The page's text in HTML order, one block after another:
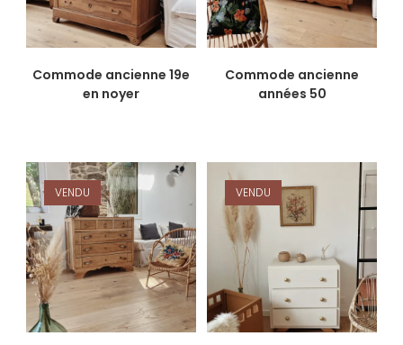
Commode ancienne 19e
en noyer
Commode ancienne
années 50
VENDU VENDU